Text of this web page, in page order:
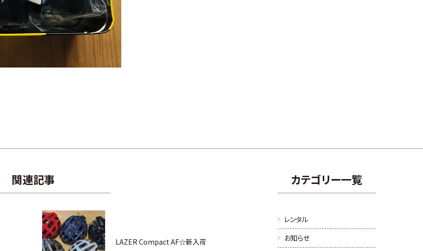
関連記事
LAZER Compact AF☆新入荷
カテゴリー一覧
レンタル
お知らせ